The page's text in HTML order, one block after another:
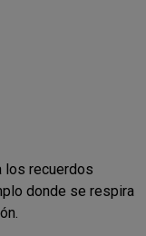
los recuerdos
donde se respira